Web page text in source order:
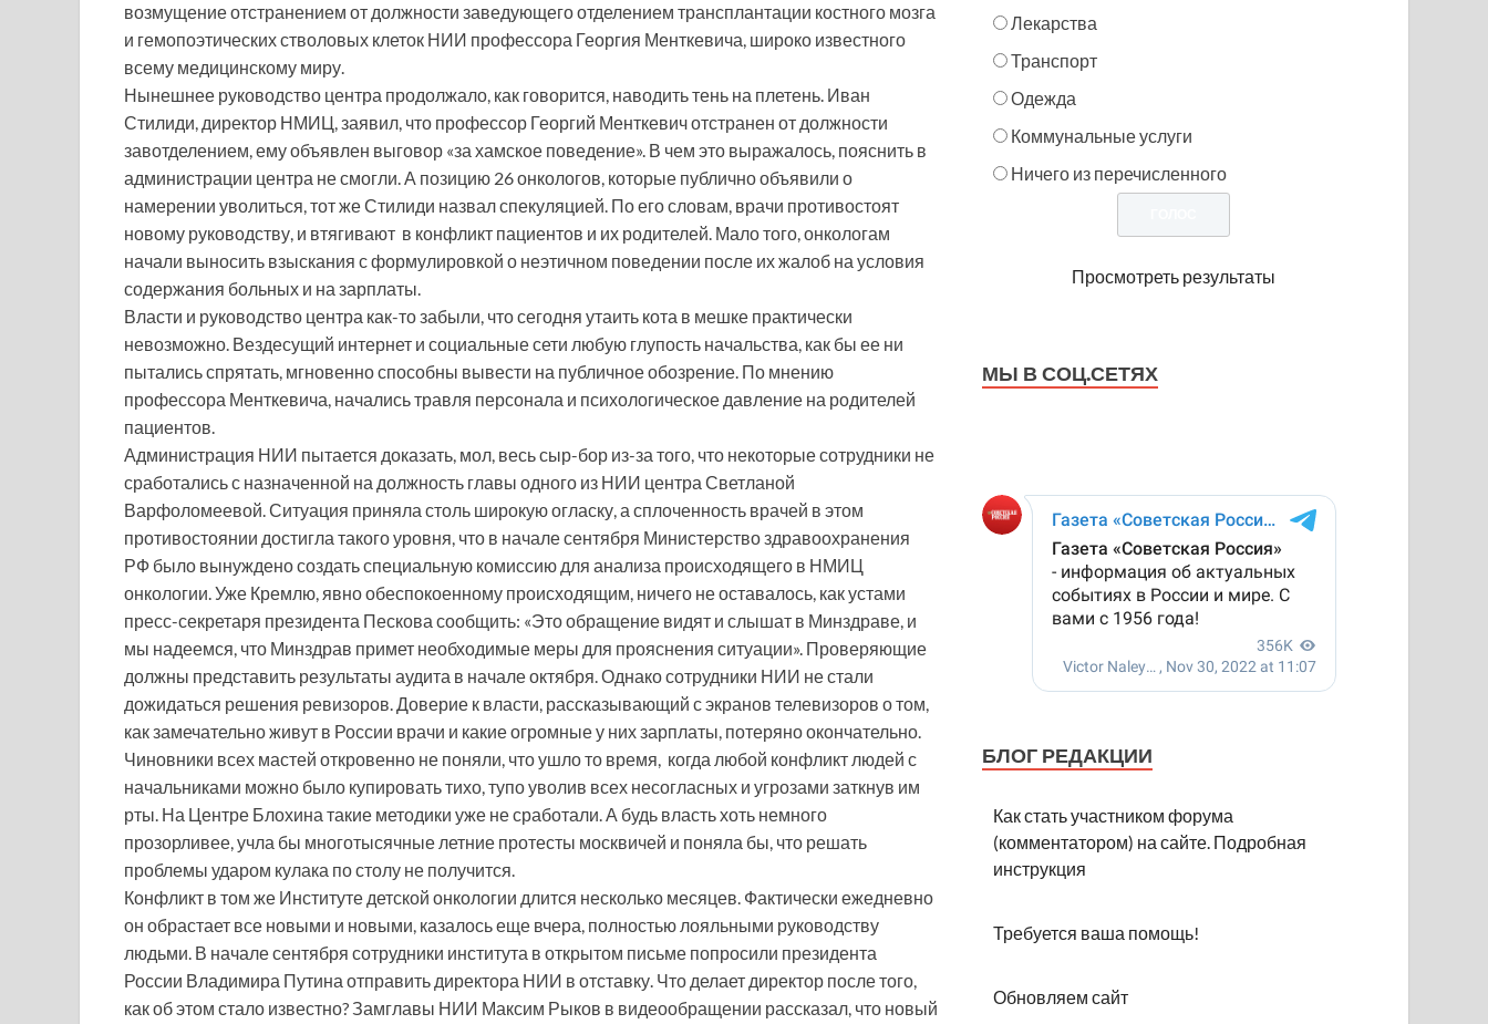
возмущение отстранением от должности заведующего отделением трансплантации костного мозга
и гемопоэтических стволовых клеток НИИ профессора Георгия Менткевича, широко известного
всему медицинскому миру.
Нынешнее руководство центра продолжало, как говорится, наводить тень на плетень. Иван
Стилиди, директор НМИЦ, заявил, что профессор Георгий Менткевич отстранен от должности
завотделением, ему объявлен выговор «за хамское поведение». В чем это выражалось, пояснить в
администрации центра не смогли. А позицию 26 онкологов, которые публично объявили о
намерении уволиться, тот же Стилиди назвал спекуляцией. По его словам, врачи противостоят
новому руководству, и втягивают в конфликт пациентов и их родителей. Мало того, онкологам
начали выносить взыскания с формулировкой о неэтичном поведении после их жалоб на условия
содержания больных и на зарплаты.
Власти и руководство центра как-то забыли, что сегодня утаить кота в мешке практически
невозможно. Вездесущий интернет и социальные сети любую глупость начальства, как бы ее ни
пытались спрятать, мгновенно способны вывести на публичное обозрение. По мнению
профессора Менткевича, начались травля персонала и психологическое давление на родителей
пациентов.
Администрация НИИ пытается доказать, мол, весь сыр-бор из-за того, что некоторые сотрудники не
сработались с назначенной на должность главы одного из НИИ центра Светланой
Варфоломеевой. Ситуация приняла столь широкую огласку, а сплоченность врачей в этом
противостоянии достигла такого уровня, что в начале сентября Министерство здравоохранения
РФ было вынуждено создать специальную комиссию для анализа происходящего в НМИЦ
онкологии. Уже Кремлю, явно обеспокоенному происходящим, ничего не оставалось, как устами
пресс-секретаря президента Пескова сообщить: «Это обращение видят и слышат в Минздраве, и
мы надеемся, что Минздрав примет необходимые меры для прояснения ситуации». Проверяющие
должны представить результаты аудита в начале октября. Однако сотрудники НИИ не стали
дожидаться решения ревизоров. Доверие к власти, рассказывающий с экранов телевизоров о том,
как замечательно живут в России врачи и какие огромные у них зарплаты, потеряно окончательно.
Чиновники всех мастей откровенно не поняли, что ушло то время, когда любой конфликт людей с
начальниками можно было купировать тихо, тупо уволив всех несогласных и угрозами заткнув им
рты. На Центре Блохина такие методики уже не сработали. А будь власть хоть немного
прозорливее, учла бы многотысячные летние протесты москвичей и поняла бы, что решать
проблемы ударом кулака по столу не получится.
Конфликт в том же Институте детской онкологии длится несколько месяцев. Фактически ежедневно
он обрастает все новыми и новыми, казалось еще вчера, полностью лояльными руководству
людьми. В начале сентября сотрудники института в открытом письме попросили президента
России Владимира Путина отправить директора НИИ в отставку. Что делает директор после того,
как об этом стало известно? Замглавы НИИ Максим Рыков в видеообращении рассказал, что новый
Лекарства
Транспорт
Одежда
Коммунальные услуги
Ничего из перечисленного
Просмотреть результаты
МЫ В СОЦ.СЕТЯХ
БЛОГ РЕДАКЦИИ
Как стать участником форума
(комментатором) на сайте. Подробная
инструкция
Требуется ваша помощь!
Обновляем сайт